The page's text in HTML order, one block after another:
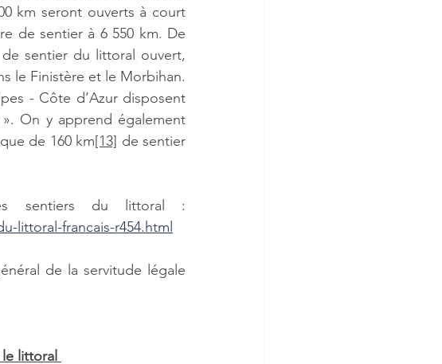
km seront ouverts à court
de sentier à 6 550 km. De
sentier du littoral ouvert,
le Finistère et le Morbihan.
- Côte d’Azur disposent
On y apprend également
de 160 km[13] de sentier
littoral-francais-r454.html
de la servitude légale
littoral